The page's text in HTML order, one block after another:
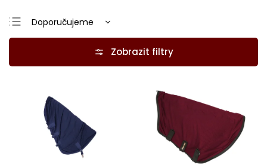
Doporučujeme
Nejlevnější
Abecedně